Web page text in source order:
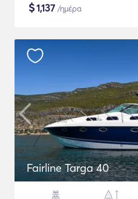
$1,137 /ημέρα
Fairline Targa 40